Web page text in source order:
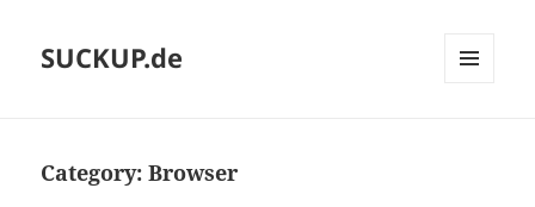
SUCKUP.de
Category:Browser